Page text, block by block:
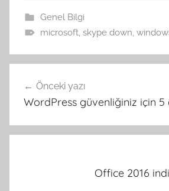
Genel Bilgi
microsoft, skype down,
gezinmesi
Önceki yazı
WordPress güvenliğiniz için 5
Office 2016